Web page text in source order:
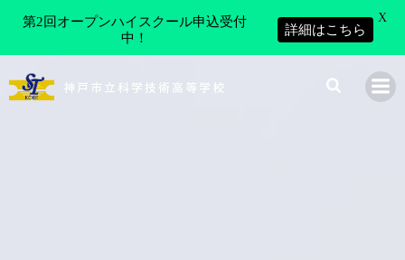
ン
神戸市立科学技術高等学校
第2回オープンハイスクール申込受付
中！
詳細はこちら
X